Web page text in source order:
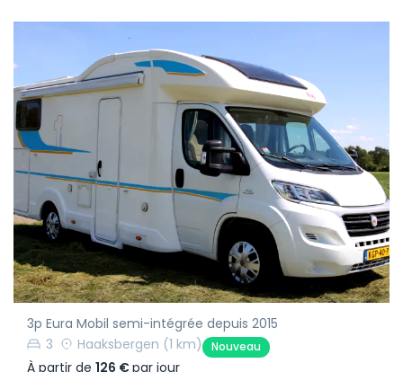
3p Eura Mobil semi-intégrée depuis 2015
3
Haaksbergen (1 km) Nouveau
À partir de 126 €par jour